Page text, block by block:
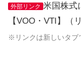
外部リンク 米国株式
【VOO・VTI】（
※リンクは新しいタブ